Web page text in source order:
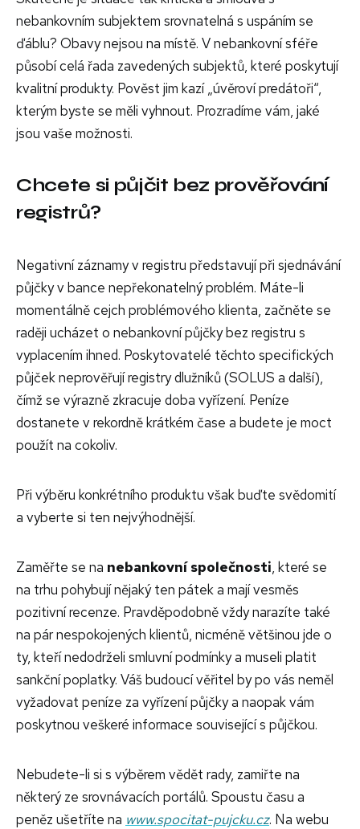
nebankovním subjektem srovnatelná s uspáním se
ďáblu? Obavy nejsou na místě. V nebankovní sféře
působí celá řada zavedených subjektů, které poskytují
kvalitní produkty. Pověst jim kazí „úvěroví predátoři“,
kterým byste se měli vyhnout. Prozradíme vám, jaké
jsou vaše možnosti.
Chcete si půjčit bez prověřování
registrů?
Negativní záznamy v registru představují při sjednávání
půjčky v bance nepřekonatelný problém. Máte-li
momentálně cejch problémového klienta, začněte se
raději ucházet o nebankovní půjčky bez registru s
vyplacením ihned. Poskytovatelé těchto specifických
půjček neprověřují registry dlužníků (SOLUS a další),
čímž se výrazně zkracuje doba vyřízení. Peníze
dostanete v rekordně krátkém čase a budete je moct
použít na cokoliv.
Při výběru konkrétního produktu však buďte svědomití
a vyberte si ten nejvýhodnější.
Zaměřte se na nebankovní společnosti, které se
na trhu pohybují nějaký ten pátek a mají vesměs
pozitivní recenze. Pravděpodobně vždy narazíte také
na pár nespokojených klientů, nicméně většinou jde o
ty, kteří nedodrželi smluvní podmínky a museli platit
sankční poplatky. Váš budoucí věřitel by po vás neměl
vyžadovat peníze za vyřízení půjčky a naopak vám
poskytnou veškeré informace související s půjčkou.
Nebudete-li si s výběrem vědět rady, zamiřte na
některý ze srovnávacích portálů. Spoustu času a
peněz ušetříte na www.spocitat-pujcku.cz. Na webu